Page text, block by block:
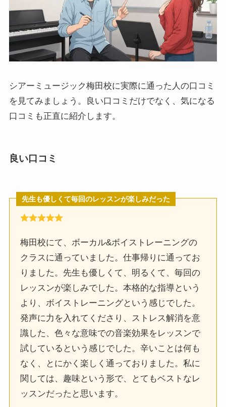
シアーミュージック梅田校に実際に通った人の口コミ
を見てみましょう。良い口コミだけでなく、気になる
口コミも正直に紹介します。
良い口コミ
先生も優しくて毎回のレッスンが楽しみだった
梅田校にて、ボーカル&ボイストレーニングの
クラスに通っていました。仕事帰りに通ってお
りました。先生も優しくて、明るくて、毎回の
レッスンが楽しみでした。本格的な指導という
より、ボイストレーニングという感じでした。
発声に力を入れてくださり、ストレス解消を意
識した、色々な意味での音楽効果をレッスンで
試しているという感じでした。辛いことは何も
なく、とにかく楽しく通っておりました。私に
関しては、趣味という形で、とてもベストなレ
ッスンだったと思います。